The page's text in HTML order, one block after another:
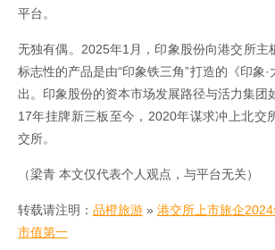
平台。
无独有偶。2025年1月，印象股份向港交所主
标志性的产品是由“印象铁三角”打造的《印象
出。印象股份的资本市场发展路径与活力集团
17年挂牌新三板至今，2020年谋求冲上北交
交所。
（梁青 本文仅代表个人观点，与平台无关）
转载请注明： 品橙旅游 » 港交所上市旅企
市值第一